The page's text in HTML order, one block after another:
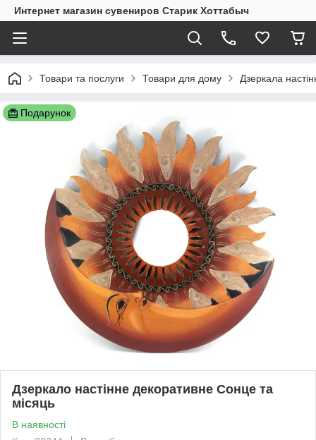
Интернет магазин сувениров Старик Хоттабыч
Товари та послуги Товари для дому Дзеркала
Подарунок
Дзеркало настінне декоративне Сонце та
місяць
В наявності